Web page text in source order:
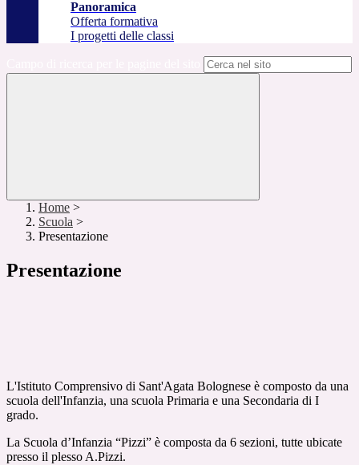
Panoramica
Offerta formativa
I progetti delle classi
Home >
Scuola >
Presentazione
Presentazione
L'Istituto Comprensivo di Sant'Agata Bolognese è composto da una
scuola dell'Infanzia, una scuola Primaria e una Secondaria di I
grado.
La Scuola d’Infanzia “Pizzi” è composta da 6 sezioni, tutte ubicate
presso il plesso A.Pizzi.